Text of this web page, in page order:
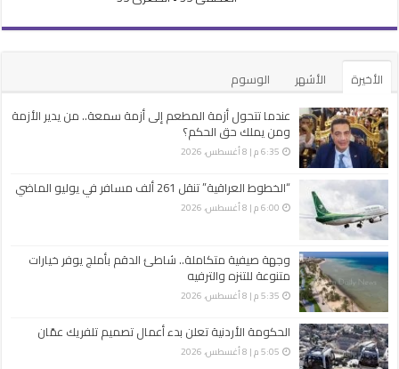
الأخيرة الأشهر
الوسوم
عندما تتحول أزمة المطعم إلى أزمة سمعة.. من يدير الأزمة
ومن يملك حق الحكم؟
6:35 م | 8 أغسطس، 2026
“الخطوط العراقية” تنقل 261 ألف مسافر في يوليو الماضي
6:00 م | 8 أغسطس، 2026
وجهة صيفية متكاملة.. شاطئ الدقم بأملج يوفر خيارات
متنوعة للتنزه والترفيه
5:35 م | 8 أغسطس، 2026
الحكومة الأردنية تعلن بدء أعمال تصميم تلفريك عمّان
5:05 م | 8 أغسطس، 2026